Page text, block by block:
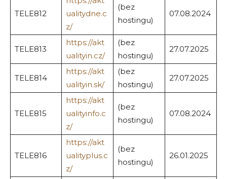
TELE812
ualitydne.c
z/
(bez
hostingu)
07.08.2024
TELE813
https://akt
ualityin.cz/
(bez
hostingu)
27.07.2025
TELE814
https://akt
ualityin.sk/
(bez
hostingu)
27.07.2025
TELE815
https://akt
ualityinfo.c
z/
(bez
hostingu)
07.08.2024
TELE816
https://akt
ualityplus.c
z/
(bez
hostingu)
26.01.2025